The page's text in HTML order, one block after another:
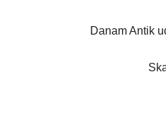
Danam Antik